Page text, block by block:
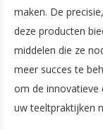
maken. De
deze producten
middelen die ze
meer succes te
om de innovatieve
uw teeltpraktijken